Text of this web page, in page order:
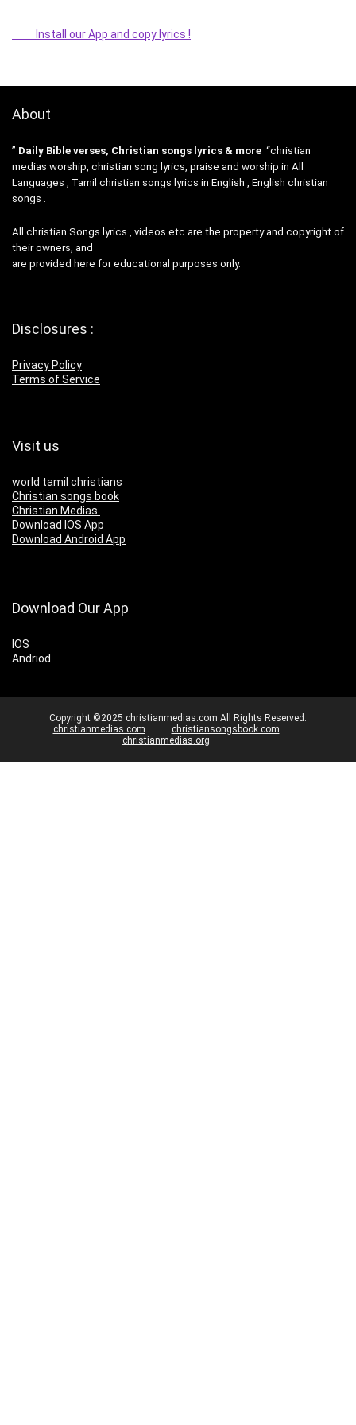
Install our App and copy lyrics !
About
” Daily Bible verses, Christian songs lyrics & more “christian
medias worship, christian song lyrics, praise and worship in All
Languages , Tamil christian songs lyrics in English , English christian
songs .
All christian Songs lyrics , videos etc are the property and copyright of
their owners, and
are provided here for educational purposes only.
Disclosures :
Privacy Policy
Terms of Service
Visit us
world tamil christians
Christian songs book
Christian Medias
Download IOS App
Download Android App
Download Our App
IOS
Andriod
Copyright ©2025 christianmedias.com All Rights Reserved.
christianmedias.com
christiansongsbook.com
christianmedias.org